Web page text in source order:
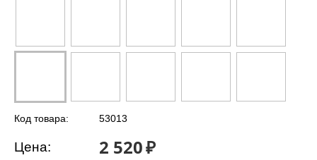
Код товара: 53013
Цена: 2 520₽